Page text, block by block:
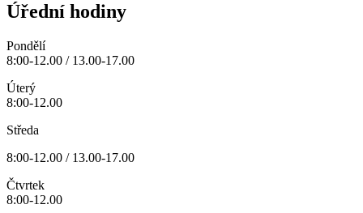
Úřední hodiny
Pondělí
8:00-12.00 / 13.00-17.00
Úterý
8:00-12.00
Středa
8:00-12.00 / 13.00-17.00
Čtvrtek
8:00-12.00